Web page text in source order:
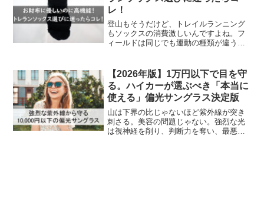
レ！
登山もそうだけど、トレイルランニング
もソックスの消費激しいんですよね。フ
ィールドは同じでも運動の種類が違うの
善し悪しあれば直ぐに感じ取れる。また
そこそこの値段がする割に...
【2026年版】1万円以下で目を守
る。ハイカーが選ぶべき「本当に
使える」偏光サングラス決定版
山は下界の比じゃないほど紫外線が突き
刺さる。美容の問題じゃない。強烈な光
は視神経を削り、判断力を奪い、最悪の